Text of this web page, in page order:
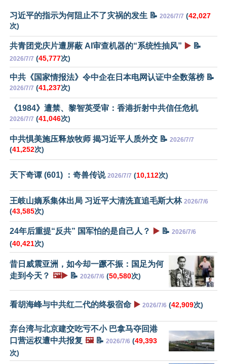
习近平的指示为何阻止不了灾祸的发生 📝 2026/7/7 (42,027
次)
共青团党庆片遭屏蔽 AI审查机器的“系统性抽风” ▶️ 📝
2026/7/7 (45,777次)
中共《国家情报法》令中企在日本电网认证中全数落榜 📝
2026/7/7 (41,237次)
《1984》遭禁、黎智英受审：香港折射中共信任危机
2026/7/7 (41,046次)
中共惧美施压释放牧师 揭习近平人质外交 📝 2026/7/7
(41,252次)
天下奇谭 (601) ：奇兽传说 2026/7/7 (10,112次)
王岐山嫡系集体出局 习近平大清洗直追毛斯大林 2026/7/6
(43,585次)
24年后重提“反共” 国军怕的是自己人？ ▶️ 📝 2026/7/6
(40,421次)
昔日威震亚洲，如今却一蹶不振：国足为何
走到今天？ 🖼️▶️ 📝 2026/7/6 (50,580次)
看胡海峰与中共红二代的终极宿命 ▶️ 2026/7/6 (42,909次)
弃台湾与北京建交吃亏不小 巴拿马夺回港
口营运权遭中共报复 🖼️📝 2026/7/6 (49,393
次)